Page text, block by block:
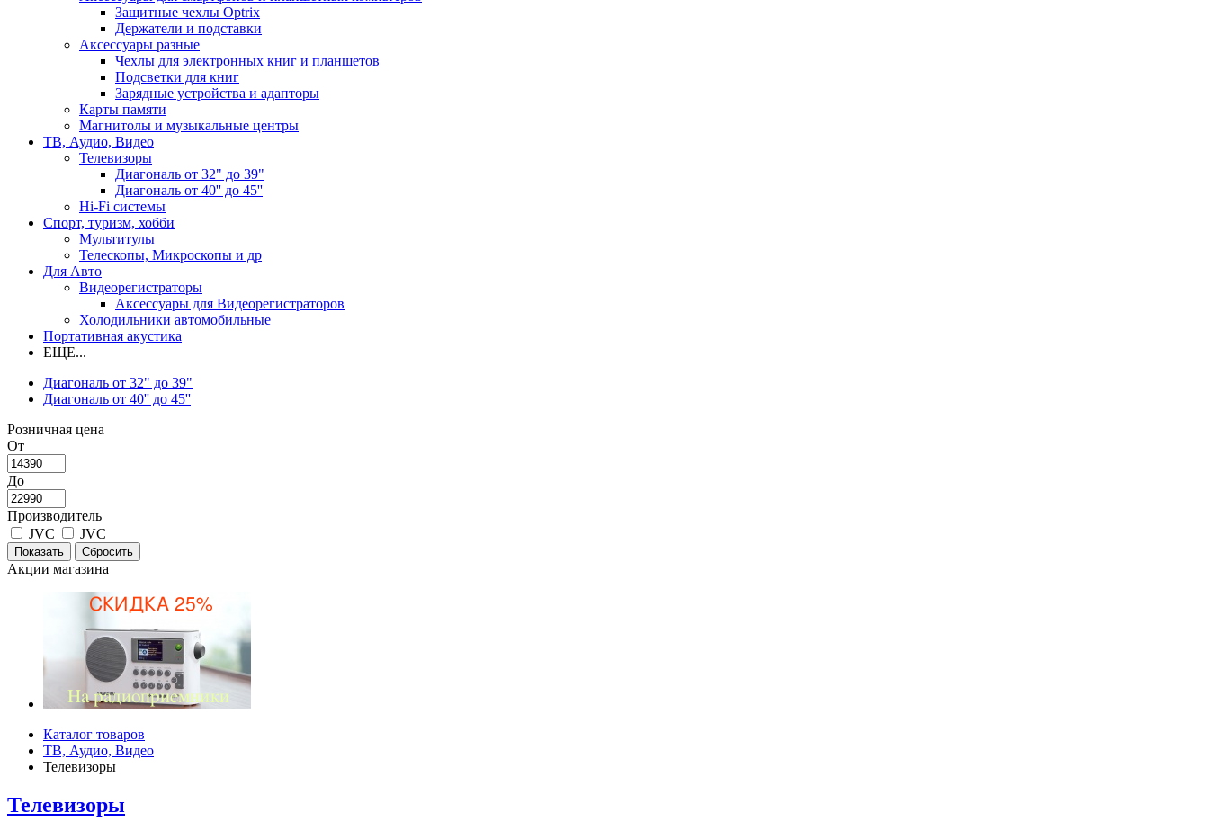
Защитные чехлы Optrix
Держатели и подставки
Аксессуары разные
Чехлы для электронных книг и планшетов
Подсветки для книг
Зарядные устройства и адапторы
Карты памяти
Магнитолы и музыкальные центры
ТВ, Аудио, Видео
Телевизоры
Диагональ от 32" до 39"
Диагональ от 40'' до 45''
Hi-Fi системы
Спорт, туризм, хобби
Мультитулы
Телескопы, Микроскопы и др
Для Авто
Видеорегистраторы
Аксессуары для Видеорегистраторов
Холодильники автомобильные
Портативная акустика
ЕЩЕ...
Диагональ от 32" до 39"
Диагональ от 40'' до 45''
Розничная цена
От
До
Производитель
JVC
JVC
Акции магазина
Каталог товаров
ТВ, Аудио, Видео
Телевизоры
Телевизоры